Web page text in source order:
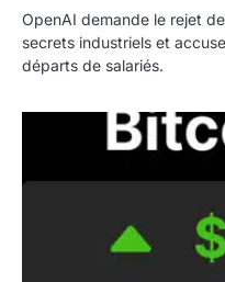
OpenAI demande le rejet
secrets industriels et
départs de salariés.
Bitcoin grimpe au-